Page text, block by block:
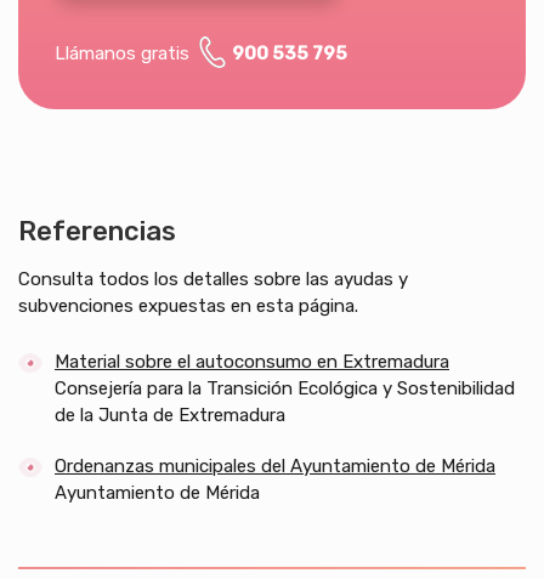
Llámanos gratis 900 535 795
Referencias
Consulta todos los detalles sobre las ayudas y
subvenciones expuestas en esta página.
Material sobre el autoconsumo en Extremadura
Consejería para la Transición Ecológica y Sostenibilidad
de la Junta de Extremadura
Ordenanzas municipales del Ayuntamiento de Mérida
Ayuntamiento de Mérida